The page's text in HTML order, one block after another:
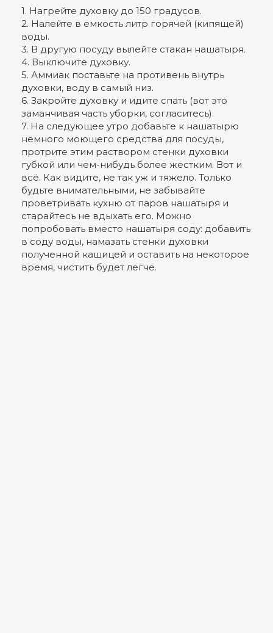
1. Нагрейте духовку до 150 градусов.
2. Налейте в емкость литр горячей (кипящей)
воды.
3. В другую посуду вылейте стакан нашатыря.
4. Выключите духовку.
5. Аммиак поставьте на противень внутрь
духовки, воду в самый низ.
6. Закройте духовку и идите спать (вот это
заманчивая часть уборки, согласитесь).
7. На следующее утро добавьте к нашатырю
немного моющего средства для посуды,
протрите этим раствором стенки духовки
губкой или чем-нибудь более жестким. Вот и
всё. Как видите, не так уж и тяжело. Только
будьте внимательными, не забывайте
проветривать кухню от паров нашатыря и
старайтесь не вдыхать его. Можно
попробовать вместо нашатыря соду: добавить
в соду воды, намазать стенки духовки
полученной кашицей и оставить на некоторое
время, чистить будет легче.